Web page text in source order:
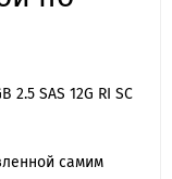
2.5 SAS 12G RI SC
самим